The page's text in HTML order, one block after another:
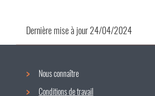
Dernière mise à jour24/04/2024
Nous connaître
Conditions de travail